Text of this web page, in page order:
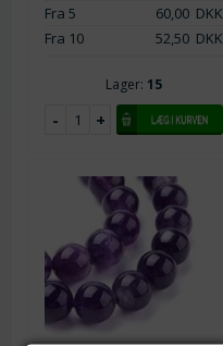
Fra 5
60,00DKK
Fra 10
52,50DKK
Lager: 15